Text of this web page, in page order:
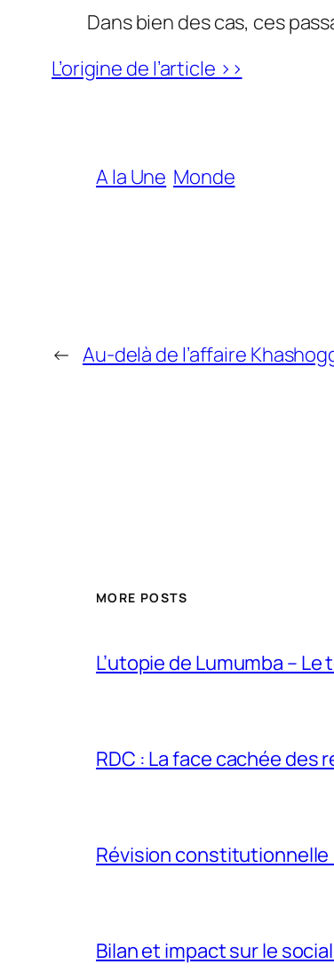
Dans bien des cas, ces
L’origine de l’article >>
A la Une Monde
← Au-delà de l’affaire
MORE POSTS
L’utopie de Lumumba –
RDC : La face cachée des
Révision constitutionnelle
Bilan et impact sur le